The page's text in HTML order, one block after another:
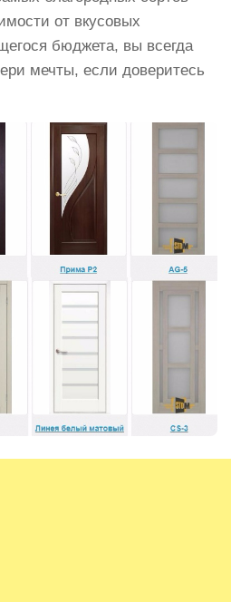
от вкусовых
бюджета, вы всегда
мечты, если доверитесь